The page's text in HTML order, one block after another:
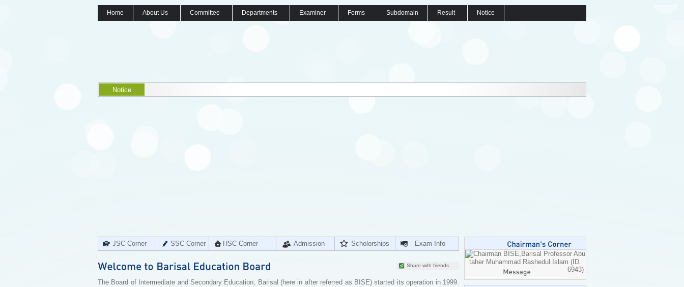
Home About Us Committee Departments Examiner Forms Subdomain Result Notice
Notice
JSC Corner SSC Corner HSC Corner Admission Scholorships Exam Info
Share with friends
The Board of Intermediate and Secondary Education, Barisal (here in after referred as BISE) started its operation in 1999.
Professor Abu
taher Muhammad Rashedul Islam (ID.
6943)